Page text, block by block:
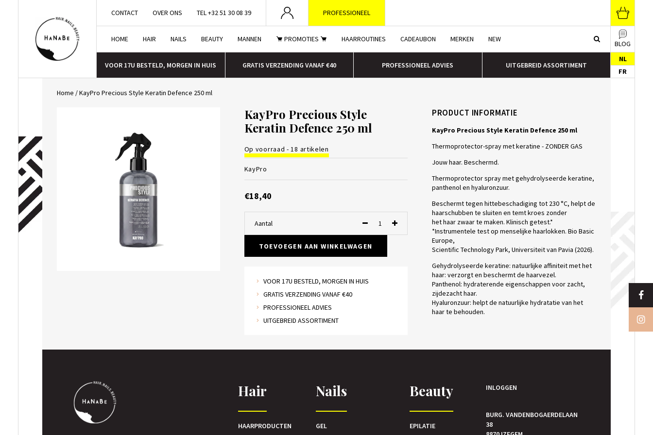
CONTACT OVER ONS TEL +32 51 30 08 39 PROFESSIONEEL
HOME HAIR NAILS BEAUTY MANNEN PROMOTIES HAARROUTINES CADEAUBON MERKEN NEW
BLOG
VOOR 17U BESTELD, MORGEN IN HUIS GRATIS VERZENDING VANAF €40 PROFESSIONEEL ADVIES UITGEBREID ASSORTIMENT
NL
FR
Home /KayPro Precious Style Keratin Defence 250 ml
KayPro Precious Style
Keratin Defence 250 ml
Op voorraad - 18 artikelen
KayPro
€18,40
Aantal
TOEVOEGEN AAN WINKELWAGEN
VOOR 17U BESTELD, MORGEN IN HUIS
GRATIS VERZENDING VANAF €40
PROFESSIONEEL ADVIES
UITGEBREID ASSORTIMENT
PRODUCT INFORMATIE
KayPro Precious Style Keratin Defence 250 ml
Thermoprotector-spray met keratine - ZONDER GAS
Jouw haar. Beschermd.
Thermoprotector spray met gehydrolyseerde keratine,
panthenol en hyaluronzuur.
Beschermt tegen hittebeschadiging tot 230 °C, helpt de
haarschubben te sluiten en temt kroes zonder
het haar zwaar te maken. Klinisch getest.*
*Instrumentele test op menselijke haarlokken. Bio Basic
Europe,
Scientific Technology Park, Universiteit van Pavia (2026).
Gehydrolyseerde keratine: natuurlijke affiniteit met het
haar: verzorgt en beschermt de haarvezel.
Panthenol: hydraterende eigenschappen voor zacht,
zijdezacht haar.
Hyaluronzuur: helpt de natuurlijke hydratatie van het
haar te behouden.
Hair
HAARPRODUCTEN
Nails
GEL
Beauty
EPILATIE
INLOGGEN
BURG. VANDENBOGAERDELAAN
38